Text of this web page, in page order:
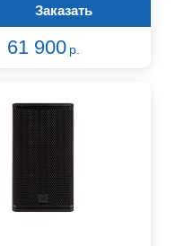
Заказать
61 900 р.